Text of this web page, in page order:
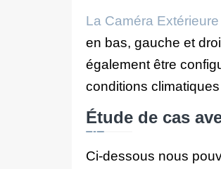
La Caméra
en bas, gauche et
également être
conditions
Étude de cas
Ci-dessous nous